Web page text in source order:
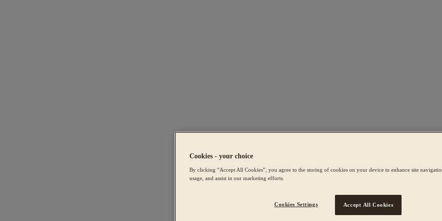
Cookies - your choice
By clicking “Accept All Cookies”, you agree to the storing of cookies on your device to enhance site
usage, and assist in our marketing efforts.
Cookies Settings Accept All Cookies